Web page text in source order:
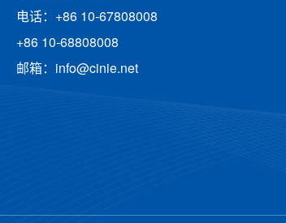
电话：+86 10-67808008
+86 10-68808008
邮箱：info@cinie.net